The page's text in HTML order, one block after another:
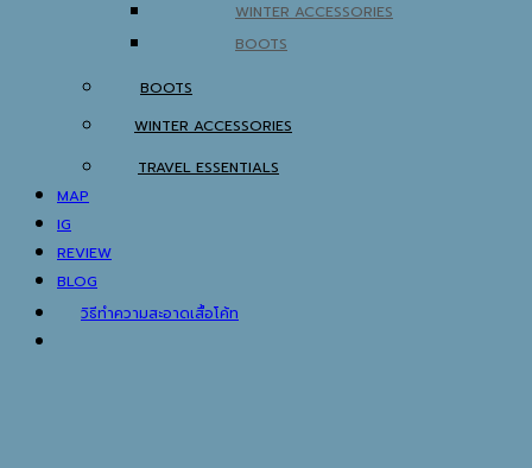
WINTER ACCESSORIES
BOOTS
BOOTS
WINTER ACCESSORIES
TRAVEL ESSENTIALS
MAP
IG
REVIEW
BLOG
วิธีทำความสะอาดเสื้อโค้ท